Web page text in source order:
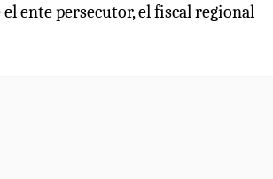
ente persecutor, el fiscal regional